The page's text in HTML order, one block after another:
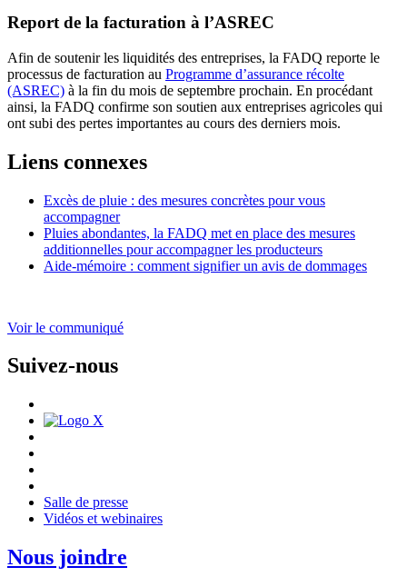
Report de la facturation à l’ASREC
Afin de soutenir les liquidités des entreprises, la FADQ reporte le
processus de facturation au Programme d’assurance récolte
(ASREC) à la fin du mois de septembre prochain. En procédant
ainsi, la FADQ confirme son soutien aux entreprises agricoles qui
ont subi des pertes importantes au cours des derniers mois.
Liens connexes
Excès de pluie : des mesures concrètes pour vous
accompagner
Pluies abondantes, la FADQ met en place des mesures
additionnelles pour accompagner les producteurs
Aide-mémoire : comment signifier un avis de dommages
Voir le communiqué
Suivez-nous
Salle de presse
Vidéos et webinaires
Nous joindre